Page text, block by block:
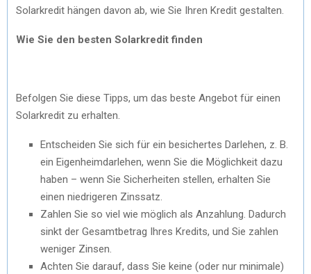
Solarkredit hängen davon ab, wie Sie Ihren Kredit gestalten.
Wie Sie den besten Solarkredit finden
Befolgen Sie diese Tipps, um das beste Angebot für einen
Solarkredit zu erhalten.
Entscheiden Sie sich für ein besichertes Darlehen, z. B.
ein Eigenheimdarlehen, wenn Sie die Möglichkeit dazu
haben – wenn Sie Sicherheiten stellen, erhalten Sie
einen niedrigeren Zinssatz.
Zahlen Sie so viel wie möglich als Anzahlung. Dadurch
sinkt der Gesamtbetrag Ihres Kredits, und Sie zahlen
weniger Zinsen.
Achten Sie darauf, dass Sie keine (oder nur minimale)